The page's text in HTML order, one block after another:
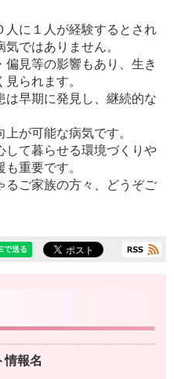
人に１人が経験するとされ
ではありません。
偏見等の影響もあり、生き
られます。
は早期に発見し、継続的な
が可能な病気です。
して暮らせる環境づくりや
重要です。
るご家族の方々、どうぞご
情報名